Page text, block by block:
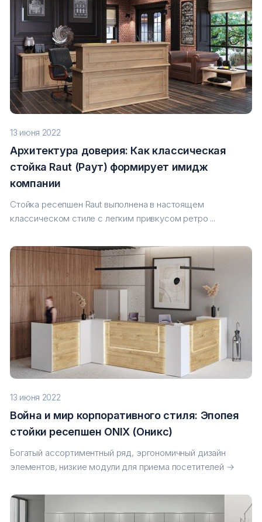
13 июня 2022
Архитектура доверия: Как классическая
стойка Raut (Раут) формирует имидж
компании
Стойка ресепшен Raut выполнена в настоящем
классическом стиле с легким привкусом ретро ...
13 июня 2022
Война и мир корпоративного стиля: Эпопея
стойки ресепшен ONIX (Оникс)
Богатый ассортиментный ряд, эргономичный дизайн
элементов, низкие модули для приема посетителей →